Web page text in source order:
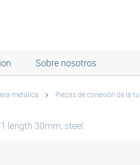
Sobre nosotros
metálica Piezas de conexión de la
length 30mm, steel